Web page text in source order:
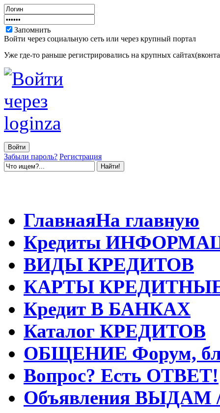
Запомнить
Войти через социальную сеть или через крупный портал
Уже где-то раньше регистрировались на крупных
Забыли пароль? Регистрация
ГлавнаяНа главную
Кредиты
ВИДЫ КРЕДИТОВ
КАРТЫ
Кредит В БАНКАХ
Каталог КРЕДИТОВ
ОБЩЕНИЕ Форум,
Вопрос? Есть ОТВЕТ!
Объявления ВЫДАМ